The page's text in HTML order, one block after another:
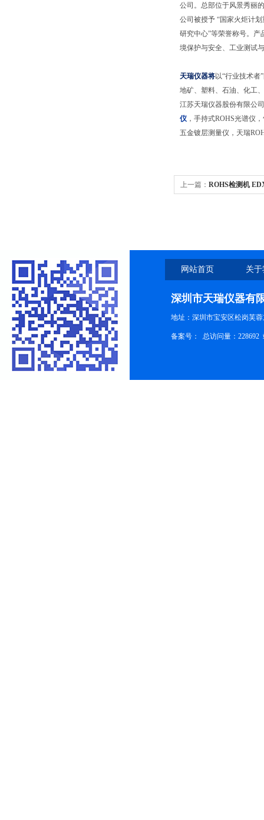
公司。总部位于风景秀丽
公司被授予 “国家火炬计
研究中心”等荣誉称号。产
境保护与安全、工业测试
天瑞仪器将以“行业技术
地矿、塑料、石油、化工
江苏天瑞仪器股份有限公
仪 ，手持式ROHS光谱仪
五金镀层测量仪，天瑞
上一篇： ROHS检测机
网站首页 关
深圳市天瑞仪器有
地址：深圳市宝安区松岗芙
备案号： 总访问量：228692